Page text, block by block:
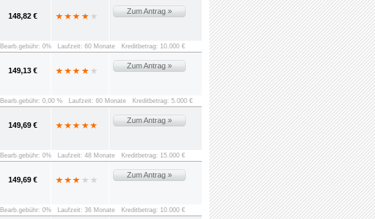
148,82 €
Zum Antrag »
Bearb.gebühr: 0% Laufzeit: 60 Monate Kreditbetrag: 10.000 €
149,13 €
Zum Antrag »
Bearb.gebühr: 0,00 % Laufzeit: 60 Monate Kreditbetrag: 5.000 €
149,69 €
Zum Antrag »
Bearb.gebühr: 0% Laufzeit: 48 Monate Kreditbetrag: 15.000 €
149,69 €
Zum Antrag »
Bearb.gebühr: 0% Laufzeit: 36 Monate Kreditbetrag: 10.000 €